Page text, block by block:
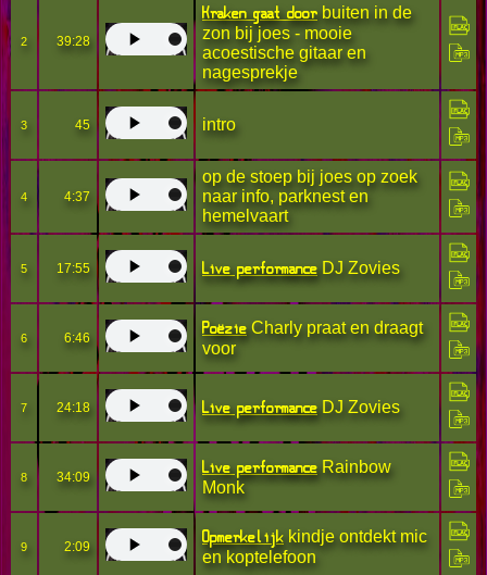
2 39:28
Kraken gaat door buiten in de
zon bij joes - mooie
acoestische gitaar en
nagesprekje
3 45 intro
4 4:37
op de stoep bij joes op zoek
naar info, parknest en
hemelvaart
5 17:55 Live performanceDJ Zovies
6 6:46 PoëzieCharly praat en draagt
voor
7 24:18 Live performanceDJ Zovies
8 34:09 Live performanceRainbow
Monk
9 2:09 Opmerkelijk kindje ontdekt mic
en koptelefoon